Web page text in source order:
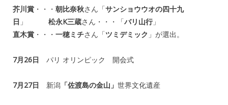
芥川賞 ・・・ 朝比奈秋さん「サンショウウオの四十九
日 」 松永K三蔵さん・・・「バリ山行」
直木賞 ・・・ 一穂ミチさん「ツミデミック 」が選出。
7月26日 パリ オリンピック 開会式
7月27日 新潟 「佐渡島の金山」 世界文化遺産